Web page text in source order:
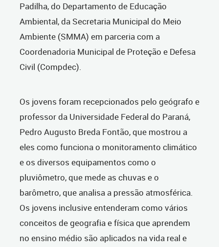
Padilha, do Departamento de Educação
Ambiental, da Secretaria Municipal do Meio
Ambiente (SMMA) em parceria com a
Coordenadoria Municipal de Proteção e Defesa
Civil (Compdec).
Os jovens foram recepcionados pelo geógrafo e
professor da Universidade Federal do Paraná,
Pedro Augusto Breda Fontão, que mostrou a
eles como funciona o monitoramento climático
e os diversos equipamentos como o
pluviômetro, que mede as chuvas e o
barômetro, que analisa a pressão atmosférica.
Os jovens inclusive entenderam como vários
conceitos de geografia e física que aprendem
no ensino médio são aplicados na vida real e